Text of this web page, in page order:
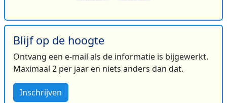
Blijf op de hoogte
Ontvang een e-mail als de informatie is bijgewerkt.
Maximaal 2 per jaar en niets anders dan dat.
Inschrijven